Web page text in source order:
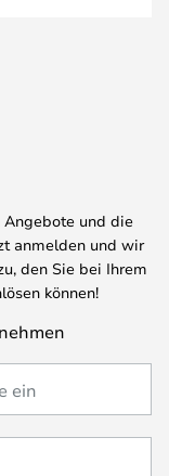
Angebote und die
anmelden und wir
den Sie bei Ihrem
können!